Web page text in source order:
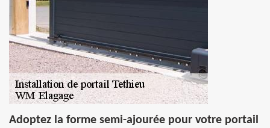
Adoptez la forme semi-ajourée pour votre portail